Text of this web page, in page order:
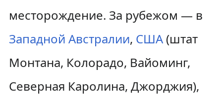
месторождение. За рубежом — в
Западной Австралии, США(штат
Монтана, Колорадо, Вайоминг,
Северная Каролина, Джорджия),